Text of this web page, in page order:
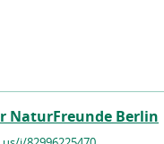
NaturFreunde Berlin